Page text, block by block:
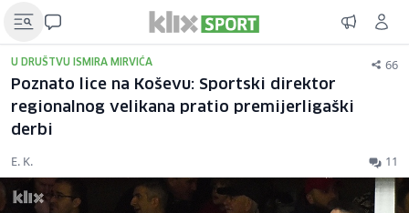
U DRUŠTVU ISMIRA MIRVIĆA 66
Poznato lice na Koševu: Sportski direktor
regionalnog velikana pratio premijerligaški
derbi
E. K. 11